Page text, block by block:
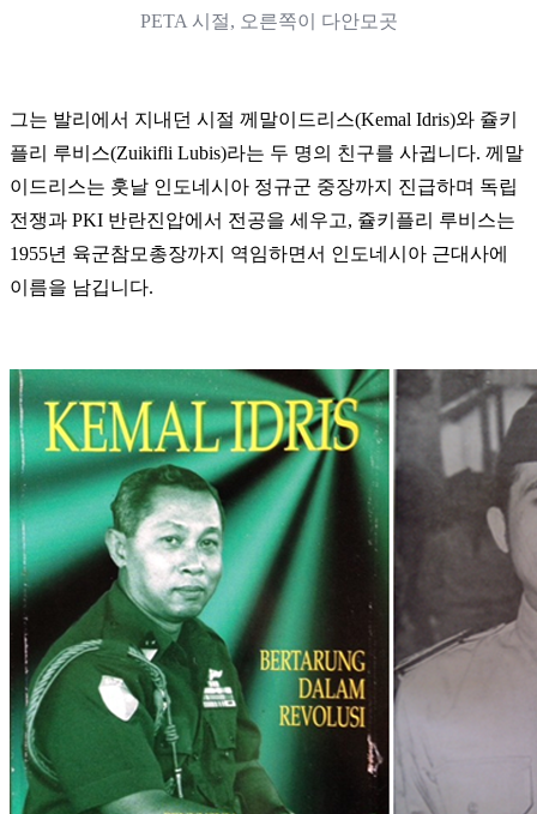
PETA 시절, 오른쪽이 다안모곳
그는 발리에서 지내던 시절 께말이드리스(Kemal Idris)와 쥴키
플리 루비스(Zuikifli Lubis)라는 두 명의 친구를 사귑니다. 께말
이드리스는 훗날 인도네시아 정규군 중장까지 진급하며 독립
전쟁과 PKI 반란진압에서 전공을 세우고, 쥴키플리 루비스는
1955년 육군참모총장까지 역임하면서 인도네시아 근대사에
이름을 남깁니다.